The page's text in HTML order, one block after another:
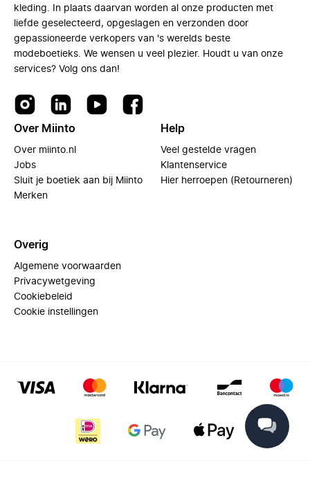
kleding. In plaats daarvan worden al onze producten met
liefde geselecteerd, opgeslagen en verzonden door
gepassioneerde verkopers van 's werelds beste
modeboetieks. We wensen u veel plezier. Houdt u van onze
services? Volg ons dan!
Over Miinto
Over miinto.nl
Jobs
Sluit je boetiek aan bij Miinto
Merken
Help
Veel gestelde vragen
Klantenservice
Hier herroepen (Retourneren)
Overig
Algemene voorwaarden
Privacywetgeving
Cookiebeleid
Cookie instellingen